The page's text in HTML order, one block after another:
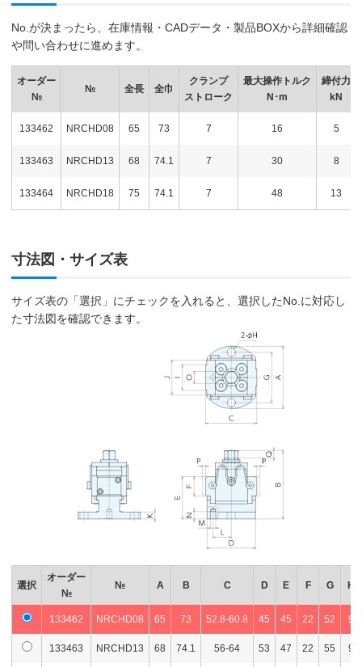
No.が決まったら、在庫情報・CADデータ・製品BOXから詳細確認
や問い合わせに進めます。
オーダー
№
№ 全長 全巾
クランプ
ストローク
最大操作トルク
N･m
締付力
kN
133462 NRCHD08 65 73 7 16 5
133463 NRCHD13 68 74.1 7 30 8
133464 NRCHD18 75 74.1 7 48 13
寸法図・サイズ表
サイズ表の「選択」にチェックを入れると、選択したNo.に対応し
た寸法図を確認できます。
選択
オーダー
№
№ A B C D E F G H
133462 NRCHD08 65 73 52.8-60.8 45 45 22 52 9
133463 NRCHD13 68 74.1 56-64 53 47 22 55 9